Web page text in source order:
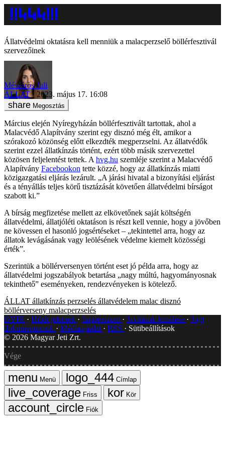
Állatvédelmi oktatásra kell menniük a malacperzselő böllérfesztivál
szervezőinek
Mészáros Juli
ÁLLAT
2023. május 17. 16:08
Megosztás
Március elején Nyíregyházán böllérfesztivált tartottak, ahol a
Malacvédő Alapítvány szerint egy disznó még élt, amikor a
szórakozó közönség előtt elkezdték megperzselni. Az állatvédők
szerint ezzel állatkínzás történt, ezért több másik szervezettel
közösen feljelentést tettek. A hvg.hu szemléje szerint a Malacvédő
Alapítvány Facebookon tette közzé, hogy az állatkínzás miatti
közigazgatási eljárás lezárult. „A járási hivatal a bizonyítási eljárást
és a tényállás teljes körű tisztázását követően állatvédelmi bírságot
szabott ki.”
A bírság megfizetése mellett az elkövetőnek saját költségén
állatvédelmi, állatjóléti oktatáson is részt kell vennie, hogy a jövőben
ne kövessen el hasonló jogsértéseket – „tekintettel arra, hogy az
állatok levágásának vagy leölésének védelme kiemelt közösségi
érték”.
Szerintük a böllérversenyen történt eset jó példa arra, hogy az
állatvédelmi jogszabályok betartása „nagy múltú, hagyományosnak
tekinthető” eseményeken, rendezvényeken is kötelező.
ÁLLAT állatkínzás perzselés állatvédelem malac disznó
böllérverseny malacperzselés
GYIK
Hibát jelentek Impresszum Javítások kezelése
Jogi
dokumentumok
Médiaajánlat RSS
Sütibeállítások
© 2026 Magyar Jeti Zrt.
Vége
Menü
Címlap
Friss
Kör
Fiók